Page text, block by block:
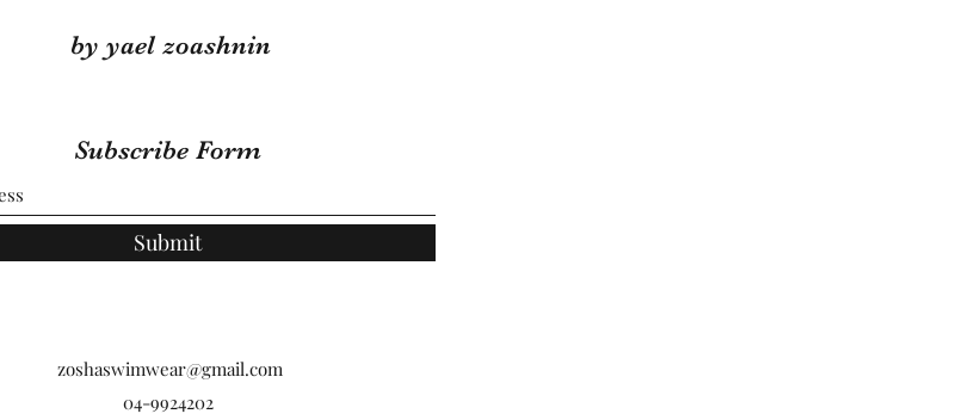
by yael zoashnin
Subscribe Form
Submit
zoshaswimwear@gmail.com
04-9924202